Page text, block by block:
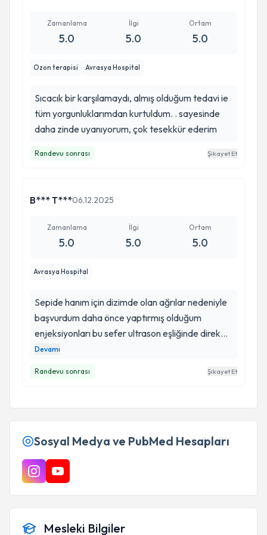
Zamanlama
5.0
İlgi
5.0
Ortam
5.0
Ozon terapisi Avrasya Hospital
Sıcacık bir karşılamaydı, almış olduğum tedavi ie
tüm yorgunluklarımdan kurtuldum. . sayesinde
daha zinde uyanıyorum, çok tesekkür ederim
Randevu sonrası Şikayet Et
B*** T***06.12.2025
Zamanlama
5.0
İlgi
5.0
Ortam
5.0
Avrasya Hospital
Sepide hanım için dizimde olan ağrılar nedeniyle
başvurdum daha önce yaptırmış olduğum
enjeksiyonları bu sefer ultrason eşliğinde direk
gerekli yere yapılmış olmasının faydasını net bir
Devamı
Randevu sonrası Şikayet Et
Sosyal Medya ve PubMed Hesapları
Mesleki Bilgiler